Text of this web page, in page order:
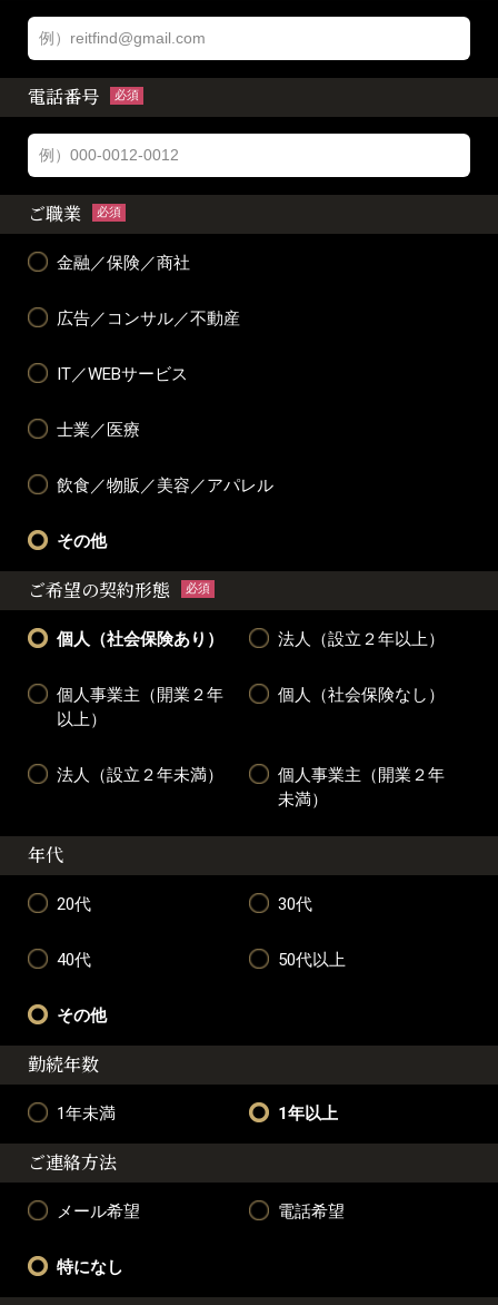
電話番号 必須
ご職業 必須
金融／保険／商社
広告／コンサル／不動産
IT／WEBサービス
士業／医療
飲食／物販／美容／アパレル
その他
ご希望の契約形態 必須
個人（社会保険あり） 法人（設立２年以上）
個人事業主（開業２年
以上）
個人（社会保険なし）
法人（設立２年未満）
個人事業主（開業２年
未満）
年代
20代 30代
40代 50代以上
その他
勤続年数
1年未満 1年以上
ご連絡方法
メール希望 電話希望
特になし